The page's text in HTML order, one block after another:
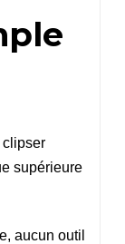
clipser
supérieure
aucun outil